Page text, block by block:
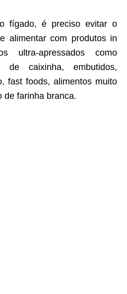
fígado, é preciso evitar o
alimentar com produtos in
ultra-apressados como
de caixinha, embutidos,
fast foods, alimentos muito
de farinha branca.